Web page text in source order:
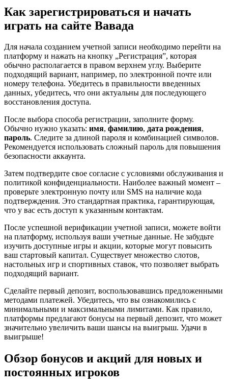
Как зарегистрироваться и начать
играть на сайте Вавада
Для начала созданием учетной записи необходимо перейти на
платформу и нажать на кнопку „Регистрация”, которая
обычно располагается в правом верхнем углу. Выберите
подходящий вариант, например, по электронной почте или
номеру телефона. Убедитесь в правильности введенных
данных, убедитесь, что они актуальны для последующего
восстановления доступа.
После выбора способа регистрации, заполните форму.
Обычно нужно указать: имя, фамилию, дата рождения,
пароль. Следите за длиной пароля и комбинацией символов.
Рекомендуется использовать сложный пароль для повышения
безопасности аккаунта.
Затем подтвердите свое согласие с условиями обслуживания и
политикой конфиденциальности. Наиболее важный момент –
проверьте электронную почту или SMS на наличие кода
подтверждения. Это стандартная практика, гарантирующая,
что у вас есть доступ к указанным контактам.
После успешной верификации учетной записи, можете войти
на платформу, используя ваши учетные данные. Не забудьте
изучить доступные игры и акции, которые могут повысить
ваш стартовый капитал. Существует множество слотов,
настольных игр и спортивных ставок, что позволяет выбрать
подходящий вариант.
Сделайте первый депозит, воспользовавшись предложенными
методами платежей. Убедитесь, что вы ознакомились с
минимальными и максимальными лимитами. Как правило,
платформы предлагают бонусы на первый депозит, что может
значительно увеличить ваши шансы на выигрыш. Удачи в
выигрыше!
Обзор бонусов и акций для новых и
постоянных игроков